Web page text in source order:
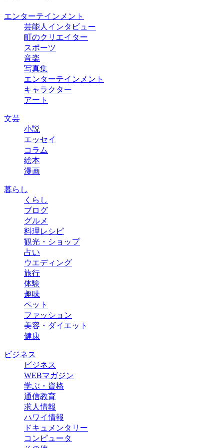
エンターテインメント
芸能人インタビュー
町のクリエイター
スポーツ
音楽
写真集
エンターテインメント
キャラクター
アート
文芸
小説
エッセイ
コラム
絵本
漫画
暮らし
くらし
ブログ
グルメ
料理レシピ
観光・ショップ
占い
ウエディング
旅行
体験
趣味
ペット
ファッション
美容・ダイエット
健康
ビジネス
ビジネス
WEBマガジン
学ぶ・資格
通信教育
求人情報
ハワイ情報
ドキュメンタリー
コンピュータ